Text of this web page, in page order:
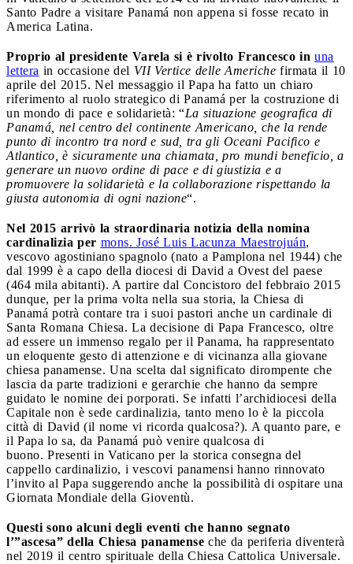
Santo Padre a visitare Panamá non appena si fosse recato in
America Latina.
Proprio al presidente Varela si è rivolto Francesco in una
lettera in occasione del VII Vertice delle Americhe firmata il 10
aprile del 2015. Nel messaggio il Papa ha fatto un chiaro
riferimento al ruolo strategico di Panamá per la costruzione di
un mondo di pace e solidarietà: “La situazione geografica di
Panamá, nel centro del continente Americano, che la rende
punto di incontro tra nord e sud, tra gli Oceani Pacifico e
Atlantico, è sicuramente una chiamata, pro mundi beneficio, a
generare un nuovo ordine di pace e di giustizia e a
promuovere la solidarietà e la collaborazione rispettando la
giusta autonomia di ogni nazione“.
Nel 2015 arrivò la straordinaria notizia della nomina
cardinalizia per mons. José Luis Lacunza Maestrojuán,
vescovo agostiniano spagnolo (nato a Pamplona nel 1944) che
dal 1999 è a capo della diocesi di David a Ovest del paese
(464 mila abitanti). A partire dal Concistoro del febbraio 2015
dunque, per la prima volta nella sua storia, la Chiesa di
Panamá potrà contare tra i suoi pastori anche un cardinale di
Santa Romana Chiesa. La decisione di Papa Francesco, oltre
ad essere un immenso regalo per il Panama, ha rappresentato
un eloquente gesto di attenzione e di vicinanza alla giovane
chiesa panamense. Una scelta dal significato dirompente che
lascia da parte tradizioni e gerarchie che hanno da sempre
guidato le nomine dei porporati. Se infatti l’archidiocesi della
Capitale non è sede cardinalizia, tanto meno lo è la piccola
città di David (il nome vi ricorda qualcosa?). A quanto pare, e
il Papa lo sa, da Panamá può venire qualcosa di
buono. Presenti in Vaticano per la storica consegna del
cappello cardinalizio, i vescovi panamensi hanno rinnovato
l’invito al Papa suggerendo anche la possibilità di ospitare una
Giornata Mondiale della Gioventù.
Questi sono alcuni degli eventi che hanno segnato
l’”ascesa” della Chiesa panamense che da periferia diventerà
nel 2019 il centro spirituale della Chiesa Cattolica Universale.